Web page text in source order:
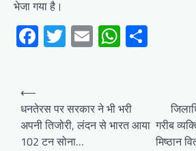
भेजा गया है।
Facebook
Twitter
Email
Post
navigation
⟵
धनतेरस पर सरकार ने भी भरी
अपनी तिजोरी, लंदन से भारत आया
102 टन सोना…
गरीब
मिष्ठान